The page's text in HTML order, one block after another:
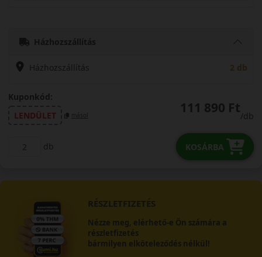
Házhozszállítás
Házhozszállítás 2 db
Kuponkód:
LENDÜLET
másol 111 890 Ft
/db
db KOSÁRBA
RÉSZLETFIZETÉS
Nézze meg, elérhető-e Ön számára a
részletfizetés
bármilyen elköteleződés nélkül!